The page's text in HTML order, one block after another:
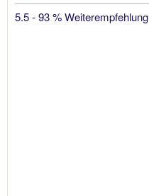
5.5 - 93 % Weiterempfehlung